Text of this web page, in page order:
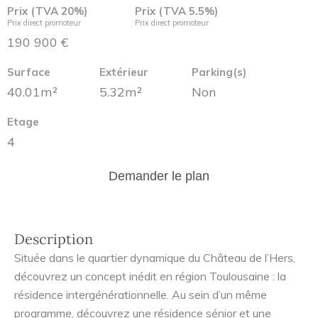
Prix (TVA 20%)
Prix direct promoteur
190 900 €
Prix (TVA 5.5%)
Prix direct promoteur
Surface
40.01m²
Extérieur
5.32m²
Parking(s)
Non
Etage
4
Demander le plan
Description
Située dans le quartier dynamique du Château de l’Hers,
découvrez un concept inédit en région Toulousaine : la
résidence intergénérationnelle. Au sein d’un même
programme, découvrez une résidence sénior et une